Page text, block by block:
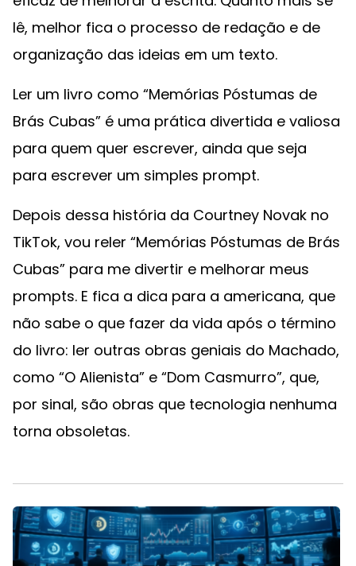
lê, melhor fica o processo de redação e de
organização das ideias em um texto.
Ler um livro como “Memórias Póstumas de
Brás Cubas” é uma prática divertida e valiosa
para quem quer escrever, ainda que seja
para escrever um simples prompt.
Depois dessa história da Courtney Novak no
TikTok, vou reler “Memórias Póstumas de Brás
Cubas” para me divertir e melhorar meus
prompts. E fica a dica para a americana, que
não sabe o que fazer da vida após o término
do livro: ler outras obras geniais do Machado,
como “O Alienista” e “Dom Casmurro”, que,
por sinal, são obras que tecnologia nenhuma
torna obsoletas.